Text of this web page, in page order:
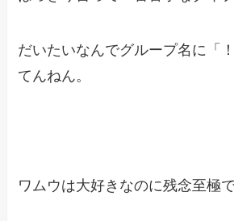
だいたいなんでグループ名に「
てんねん。
ワムウは大好きなのに残念至極